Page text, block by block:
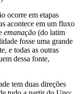
ocorre em etapas
acontece em um fluxo
emanação (do latim
fosse uma grande
e todas as outras
dessa fonte,
tem duas direções